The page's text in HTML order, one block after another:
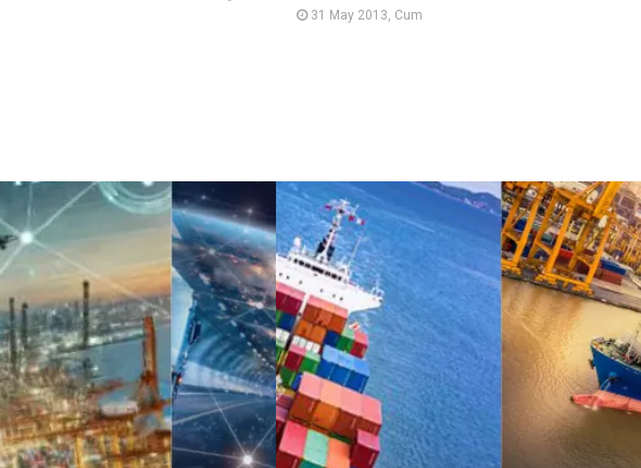
31 May 2013, Cum